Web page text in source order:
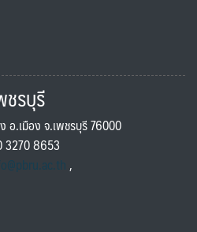
ชรบุรี
อ.เมือง จ.เพชรบุรี 76000
3270 8653
,